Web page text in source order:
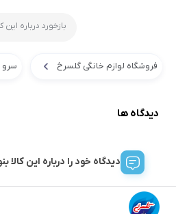
بازخورد درباره این
فروشگاه لوازم خانگی گلسرخ سرو
دیدگاه ها
دیدگاه خود را درباره این کالا